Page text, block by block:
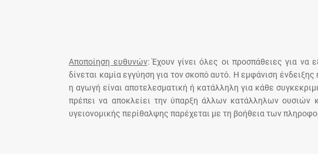
Αποποίηση ευθυνών: Έχουν γίνει όλες οι προσπάθειες για να
δίνεται καμία εγγύηση για τον σκοπό αυτό. Η εμφάνιση
η αγωγή είναι αποτελεσματική ή κατάλληλη για κάθε
πρέπει να αποκλείει την ύπαρξη άλλων κατάλληλων ουσιών
υγειονομικής περίθαλψης παρέχεται με τη βοήθεια των